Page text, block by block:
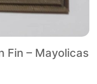
Fin – Mayolicas